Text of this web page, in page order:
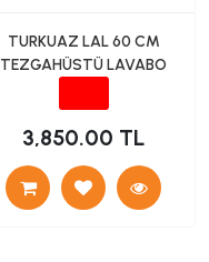
TURKUAZ LAL 60 CM
TEZGAHÜSTÜ LAVABO
3,850.00 TL